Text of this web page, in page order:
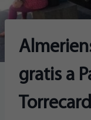
gratis a